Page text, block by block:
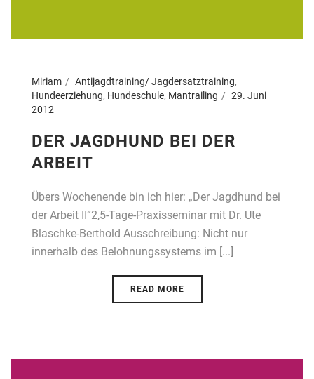
Miriam Antijagdtraining/ Jagdersatztraining,
Hundeerziehung, Hundeschule, Mantrailing
29. Juni
2012
DER JAGDHUND BEI DER
ARBEIT
Übers Wochenende bin ich hier: „Der Jagdhund bei
der Arbeit II“2,5-Tage-Praxisseminar mit Dr. Ute
Blaschke-Berthold Ausschreibung: Nicht nur
innerhalb des Belohnungssystems im [...]
READ MORE